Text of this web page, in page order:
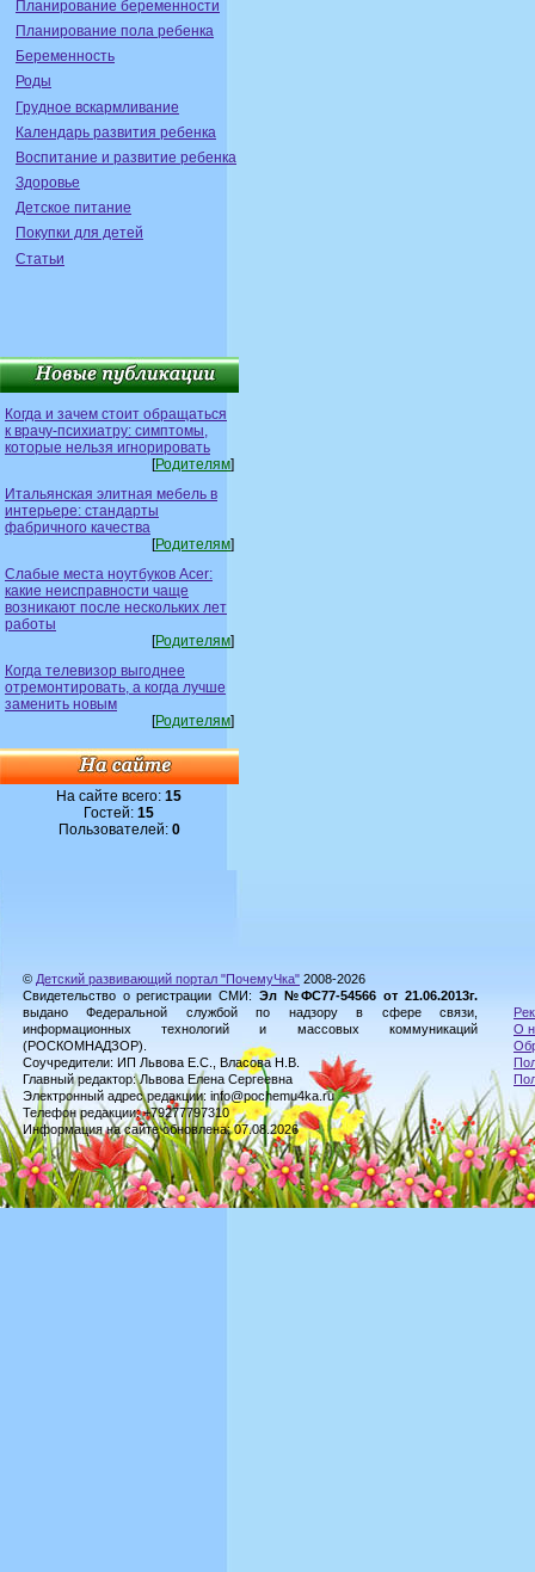
Планирование беременности
Планирование пола ребенка
Беременность
Роды
Грудное вскармливание
Календарь развития ребенка
Воспитание и развитие ребенка
Здоровье
Детское питание
Покупки для детей
Статьи
Когда и зачем стоит обращаться
к врачу-психиатру: симптомы,
которые нельзя игнорировать
[Родителям]
Итальянская элитная мебель в
интерьере: стандарты
фабричного качества
[Родителям]
Слабые места ноутбуков Acer:
какие неисправности чаще
возникают после нескольких лет
работы
[Родителям]
Когда телевизор выгоднее
отремонтировать, а когда лучше
заменить новым
[Родителям]
На сайте всего:15
Гостей:15
Пользователей: 0
© Детский развивающий портал "ПочемуЧка" 2008-2026
Свидетельство о регистрации СМИ: Эл №ФС77-54566 от 21.06.2013г.
выдано Федеральной службой по надзору в сфере связи,
информационных технологий и массовых коммуникаций
(РОСКОМНАДЗОР).
Соучредители: ИП Львова Е.С., Власова Н.В.
Главный редактор: Львова Елена Сергеевна
Электронный адрес редакции: info@pochemu4ka.ru
Телефон редакции: +79277797310
Информация на сайте обновлена: 07.08.2026
О